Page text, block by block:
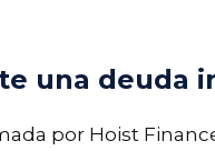
una deuda
por Hoist